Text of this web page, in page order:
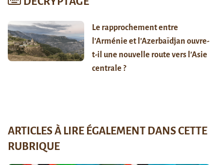
Le rapprochement entre
l’Arménie et l’Azerbaïdjan ouvre-
t-il une nouvelle route vers l’Asie
centrale ?
ARTICLES À LIRE ÉGALEMENT DANS CETTE
RUBRIQUE